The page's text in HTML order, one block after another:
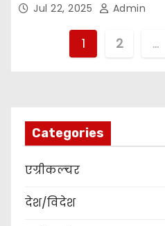
Jul 22, 2025 Admin
t
s
1 2 …
Categories
एग्रीकल्चर
देश/विदेश